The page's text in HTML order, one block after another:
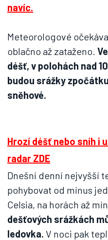
Meteorologové
oblačno až zataženo.
déšť, v polohách nad
budou srážky
sněhové.
Hrozí déšť nebo sníh i
radar ZDE
Dnešní denní nejvyšší
pohybovat od mínus
Celsia, na horách až
dešťových srážkách
ledovka. V noci pak